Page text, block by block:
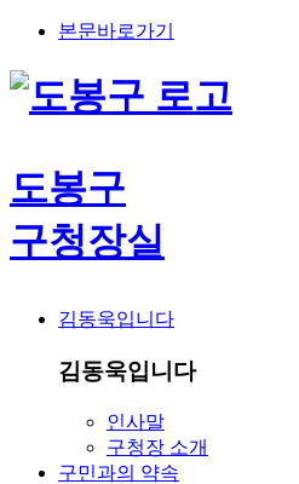
본문바로가기
도봉구
구청장실
김동욱입니다
김동욱입니다
인사말
구청장 소개
구민과의 약속